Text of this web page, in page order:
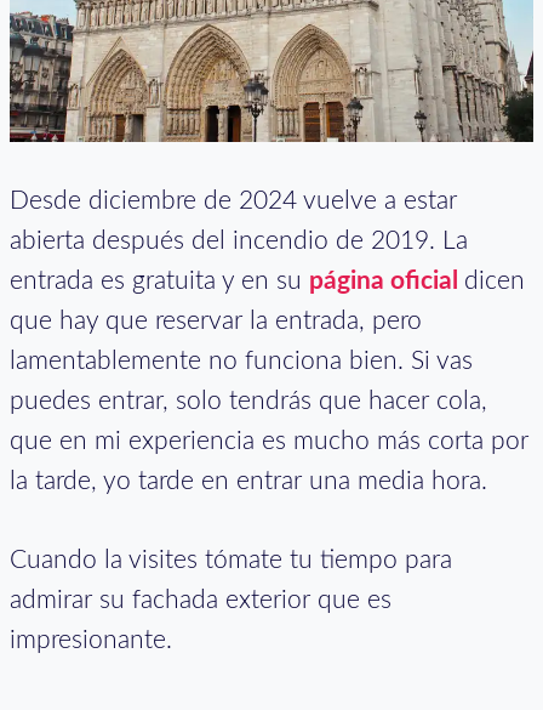
Desde diciembre de 2024 vuelve a estar
abierta después del incendio de 2019. La
entrada es gratuita y en su página oficial dicen
que hay que reservar la entrada, pero
lamentablemente no funciona bien. Si vas
puedes entrar, solo tendrás que hacer cola,
que en mi experiencia es mucho más corta por
la tarde, yo tarde en entrar una media hora.
Cuando la visites tómate tu tiempo para
admirar su fachada exterior que es
impresionante.